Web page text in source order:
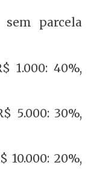
parcela
1.000: 40%,
5.000: 30%,
10.000: 20%,